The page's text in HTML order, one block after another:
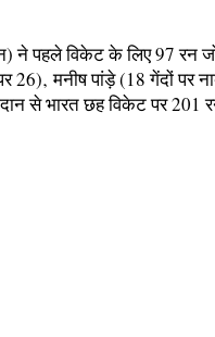
ने पहले विकेट के लिए 97 रन
मनीष पांड़े (18 गेंदों पर
से भारत छह विकेट पर 201